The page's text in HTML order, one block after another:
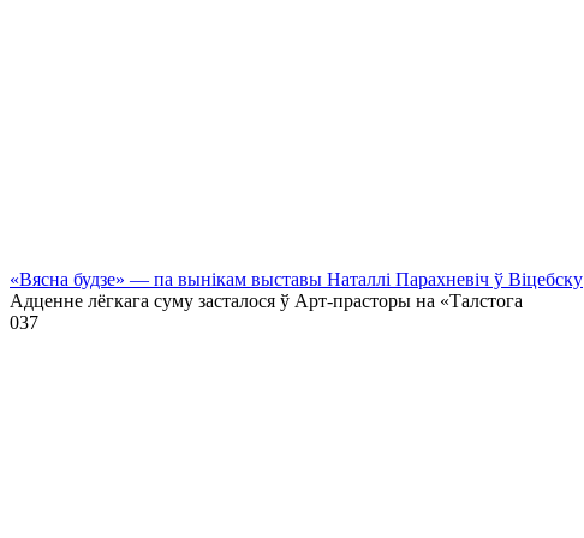
«Вясна будзе» — па вынікам выставы Наталлі Парахневіч ў Віцебску
Адценне лёгкага суму засталося ў Арт-прасторы на «Талстога
037